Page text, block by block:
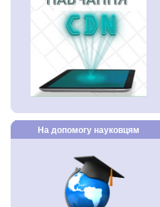
На допомогу науковцям